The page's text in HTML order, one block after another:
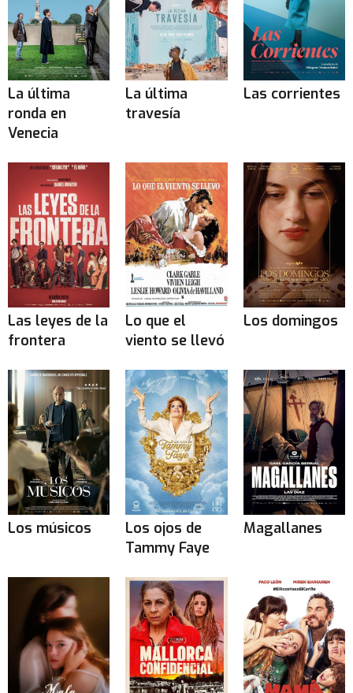
La última
ronda en
Venecia
La última
travesía
Las corrientes
Las leyes de la
frontera
Lo que el
viento se llevó
Los domingos
Los músicos
Los ojos de
Tammy Faye
Magallanes